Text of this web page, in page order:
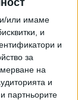
или имаме
и
и
за
на
и
партньорите
колко
мощностите.
"извънредна
на
САЩ.